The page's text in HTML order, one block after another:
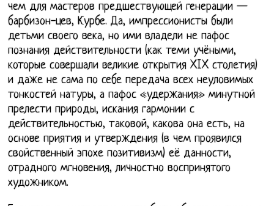
чем для мастеров предшествующей генерации —
барбизон-цев, Курбе. Да, импрессионисты были
детьми своего века, но ими владели не пафос
познания действительности (как теми учёными,
которые совершали великие открытия XIX столетия)
и даже не сама по себе передача всех неуловимых
тонкостей натуры, а пафос «удержания» минутной
прелести природы, искания гармонии с
действительностью, таковой, какова она есть, на
основе приятия и утверждения (в чем проявился
свойственный эпохе позитивизм) её данности,
отрадного мгновения, личностно воспринятого
художником.